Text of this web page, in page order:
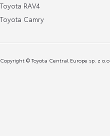
Toyota RAV4
Toyota Camry
Copyright © Toyota Central Europe sp. z o.o.